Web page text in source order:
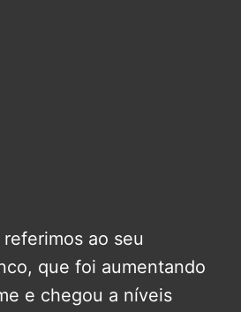
ao seu
que foi aumentando
e chegou a níveis